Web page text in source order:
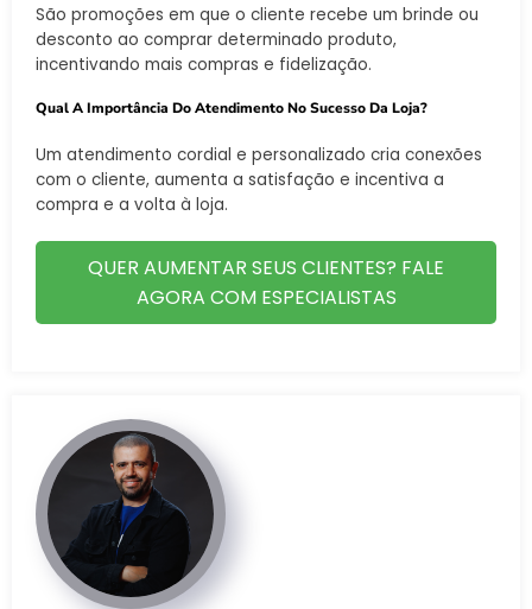
São promoções em que o cliente recebe um brinde ou
desconto ao comprar determinado produto,
incentivando mais compras e fidelização.
Qual A Importância Do Atendimento No Sucesso Da Loja?
Um atendimento cordial e personalizado cria conexões
com o cliente, aumenta a satisfação e incentiva a
compra e a volta à loja.
QUER AUMENTAR SEUS CLIENTES? FALE
AGORA COM ESPECIALISTAS